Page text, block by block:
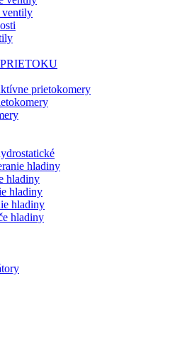
ventily
prietokomery
hladiny
hladiny
hladiny
hladiny
hladiny